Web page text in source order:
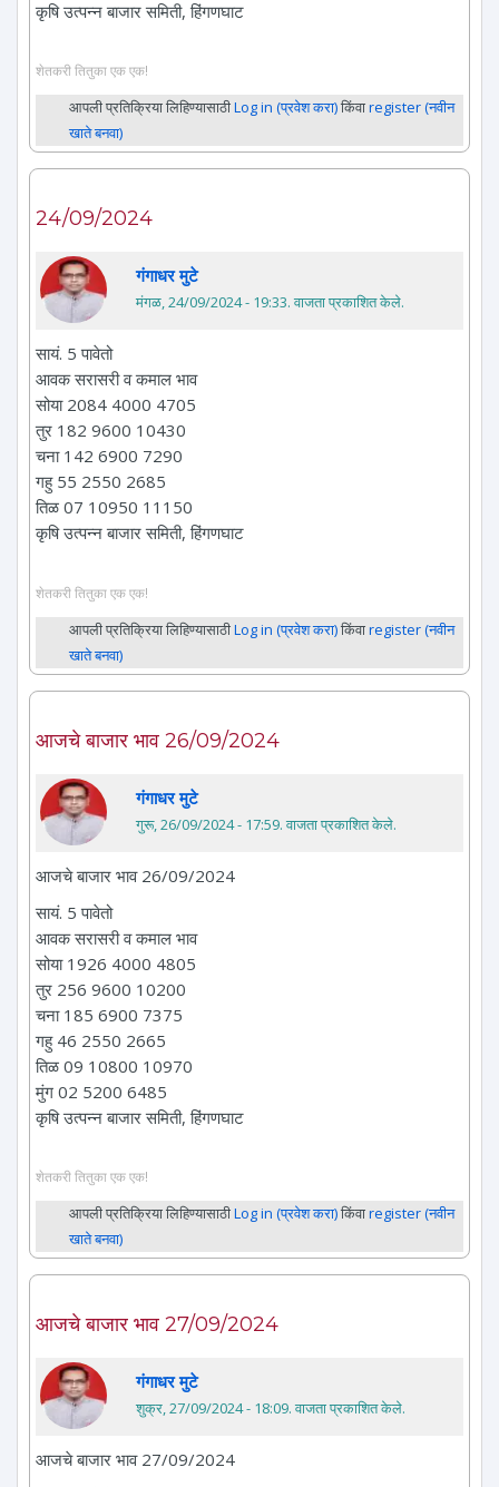
कृषि उत्पन्न बाजार समिती, हिंगणघाट
शेतकरी तितुका एक एक!
आपली प्रतिक्रिया लिहिण्यासाठीLog in (प्रवेश करा)किंवाregister (नवीन
खाते बनवा)
24/09/2024
गंगाधर मुटे
मंगळ, 24/09/2024 - 19:33. वाजता प्रकाशित केले.
सायं. 5 पावेतो
आवक सरासरी व कमाल भाव
सोया 2084 4000 4705
तुर 182 9600 10430
चना 142 6900 7290
गहु 55 2550 2685
तिळ 07 10950 11150
कृषि उत्पन्न बाजार समिती, हिंगणघाट
शेतकरी तितुका एक एक!
आपली प्रतिक्रिया लिहिण्यासाठीLog in (प्रवेश करा)किंवाregister (नवीन
खाते बनवा)
आजचे बाजार भाव 26/09/2024
गंगाधर मुटे
गुरू, 26/09/2024 - 17:59. वाजता प्रकाशित केले.
आजचे बाजार भाव 26/09/2024
सायं. 5 पावेतो
आवक सरासरी व कमाल भाव
सोया 1926 4000 4805
तुर 256 9600 10200
चना 185 6900 7375
गहु 46 2550 2665
तिळ 09 10800 10970
मुंग 02 5200 6485
कृषि उत्पन्न बाजार समिती, हिंगणघाट
शेतकरी तितुका एक एक!
आपली प्रतिक्रिया लिहिण्यासाठीLog in (प्रवेश करा)किंवाregister (नवीन
खाते बनवा)
आजचे बाजार भाव 27/09/2024
गंगाधर मुटे
शुक्र, 27/09/2024 - 18:09. वाजता प्रकाशित केले.
आजचे बाजार भाव 27/09/2024